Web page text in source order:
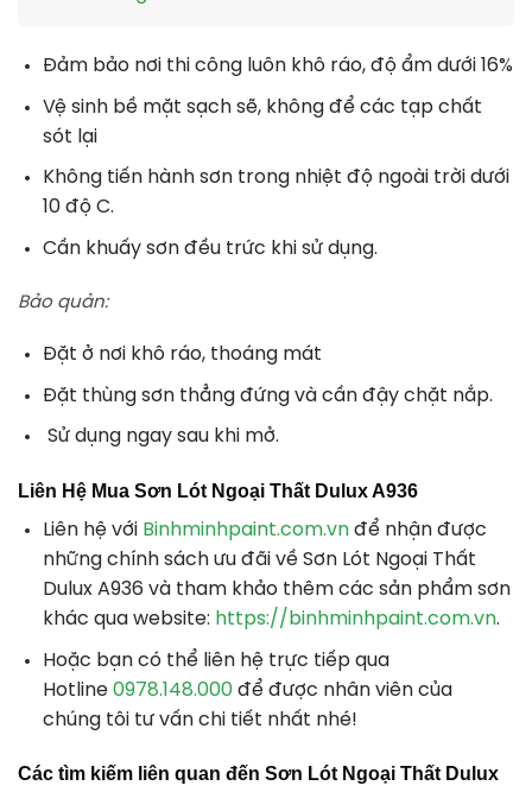
Đảm bảo nơi thi công luôn khô ráo, độ ẩm dưới 16%
Vệ sinh bề mặt sạch sẽ, không để các tạp chất
sót lại
Không tiến hành sơn trong nhiệt độ ngoài trời dưới
10 độ C.
Cần khuấy sơn đều trức khi sử dụng.
Bảo quản:
Đặt ở nơi khô ráo, thoáng mát
Đặt thùng sơn thẳng đứng và cần đậy chặt nắp.
Sử dụng ngay sau khi mở.
Liên Hệ Mua Sơn Lót Ngoại Thất Dulux A936
Liên hệ với Binhminhpaint.com.vn để nhận được
những chính sách ưu đãi về Sơn Lót Ngoại Thất
Dulux A936 và tham khảo thêm các sản phẩm sơn
khác qua website: https://binhminhpaint.com.vn.
Hoặc bạn có thể liên hệ trực tiếp qua
Hotline 0978.148.000 để được nhân viên của
chúng tôi tư vấn chi tiết nhất nhé!
Các tìm kiếm liên quan đến Sơn Lót Ngoại Thất Dulux